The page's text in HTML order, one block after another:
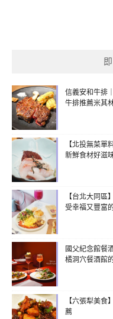
信義安和牛排
牛排推薦米其
【北投無菜單
新鮮食材好滋
【台北大同區
受幸福又豐富
國父紀念館餐
橘洞穴餐酒館
【六張犁美食
薦